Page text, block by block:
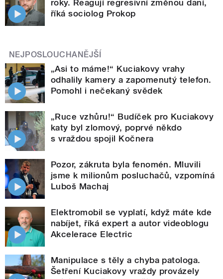
roky. Reagují regresivní změnou daní,
říká sociolog Prokop
NEJPOSLOUCHANĚJŠÍ
„Asi to máme!“ Kuciakovy vrahy
odhalily kamery a zapomenutý telefon.
Pomohl i nečekaný svědek
„Ruce vzhůru!“ Budíček pro Kuciakovy
katy byl zlomový, poprvé někdo
s vraždou spojil Kočnera
Pozor, zákruta byla fenomén. Mluvili
jsme k milionům posluchačů, vzpomíná
Luboš Machaj
Elektromobil se vyplatí, když máte kde
nabíjet, říká expert a autor videoblogu
Akcelerace Electric
Manipulace s těly a chyba patologa.
Šetření Kuciakovy vraždy provázely